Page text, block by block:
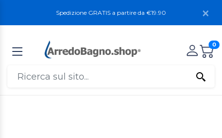
Spedizione GRATIS a partire da €19.90
0